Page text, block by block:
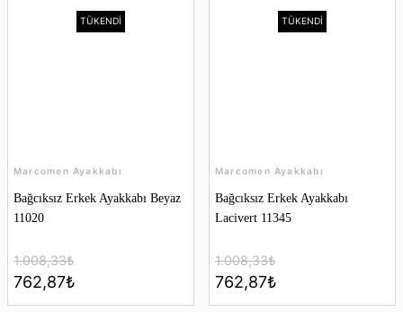
TÜKENDİ
Marcomen Ayakkabı
Bağcıksız Erkek Ayakkabı Beyaz
11020
762,87₺
1.008,33₺
TÜKENDİ
Marcomen Ayakkabı
Bağcıksız Erkek Ayakkabı
Lacivert 11345
762,87₺
1.008,33₺